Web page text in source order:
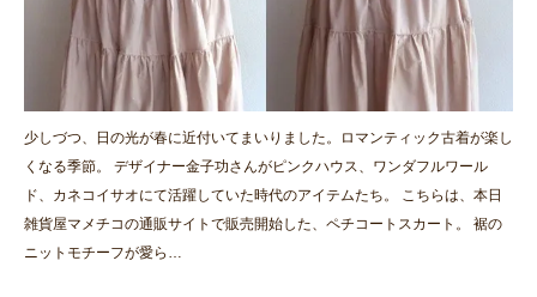
少しづつ、日の光が春に近付いてまいりました。ロマンティック古着が楽し
くなる季節。 デザイナー金子功さんがピンクハウス、ワンダフルワール
ド、カネコイサオにて活躍していた時代のアイテムたち。 こちらは、本日
雑貨屋マメチコの通販サイトで販売開始した、ペチコートスカート。 裾の
ニットモチーフが愛ら…